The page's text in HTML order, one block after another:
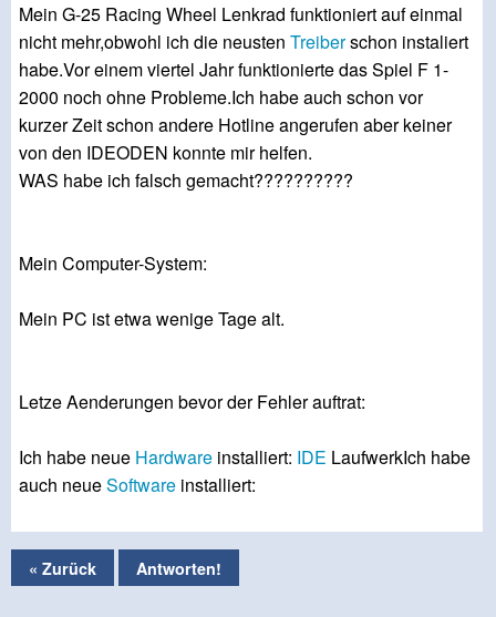
Mein G-25 Racing Wheel Lenkrad funktioniert auf einmal
nicht mehr,obwohl ich die neusten Treiberschon instaliert
habe.Vor einem viertel Jahr funktionierte das Spiel F 1-
2000 noch ohne Probleme.Ich habe auch schon vor
kurzer Zeit schon andere Hotline angerufen aber keiner
von den IDEODEN konnte mir helfen.
WAS habe ich falsch gemacht??????????
Mein Computer-System:
Mein PC ist etwa wenige Tage alt.
Letze Aenderungen bevor der Fehler auftrat:
Ich habe neue Hardware installiert: IDE LaufwerkIch habe
auch neueSoftware installiert:
« Zurück Antworten!